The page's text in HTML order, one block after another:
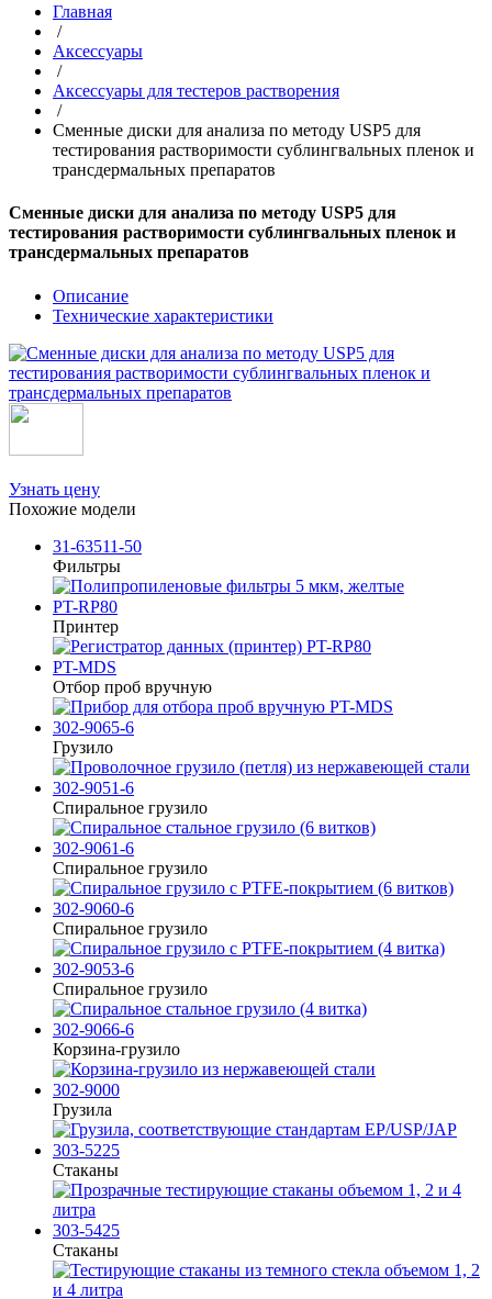
Главная
/
Аксессуары
/
Аксессуары для тестеров растворения
/
Сменные диски для анализа по методу USP5 для
тестирования растворимости сублингвальных пленок и
трансдермальных препаратов
Сменные диски для анализа по методу USP5 для
тестирования растворимости сублингвальных пленок и
трансдермальных препаратов
Описание
Технические характеристики
Узнать цену
Похожие модели
31-63511-50
Фильтры
PT-RP80
Принтер
PT-MDS
Отбор проб вручную
302-9065-6
Грузило
302-9051-6
Спиральное грузило
302-9061-6
Спиральное грузило
302-9060-6
Спиральное грузило
302-9053-6
Спиральное грузило
302-9066-6
Корзина-грузило
302-9000
Грузила
303-5225
Стаканы
303-5425
Стаканы